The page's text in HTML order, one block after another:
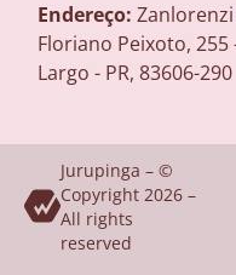
Endereço:
Floriano Peixoto, 255
Largo - PR, 83606-290
Jurupinga – ©
Copyright 2026 –
All rights
reserved